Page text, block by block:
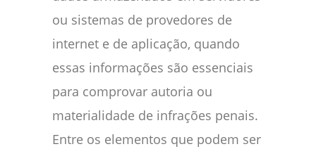
ou sistemas de provedores de
internet e de aplicação, quando
essas informações são essenciais
para comprovar autoria ou
materialidade de infrações penais.
Entre os elementos que podem ser